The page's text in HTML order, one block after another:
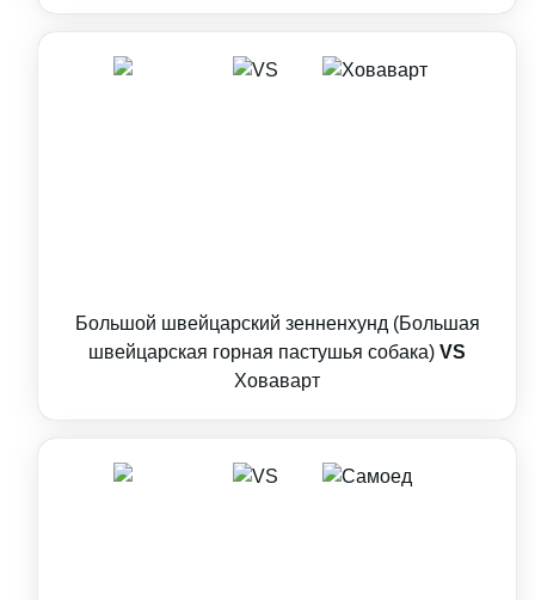
Большой швейцарский зенненхунд (Большая
швейцарская горная пастушья собака) VS
Ховаварт